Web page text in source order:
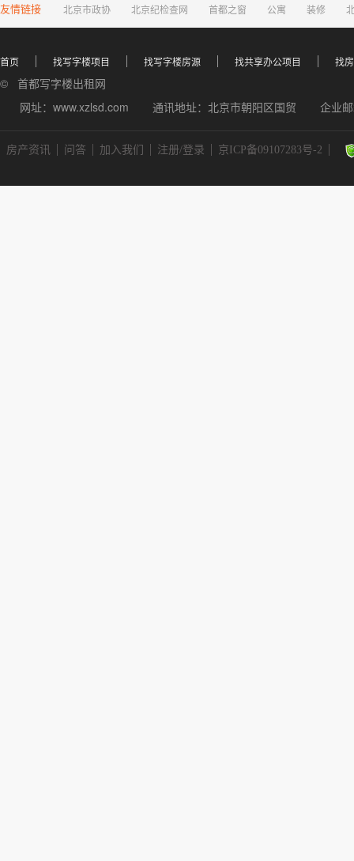
友情链接 北京市政协 北京纪检查网 首都之窗 公寓 装修
首页 找写字楼项目 找写字楼房源 找共享办公项目 找
© 首都写字楼出租网
网址：www.xzlsd.com
通讯地址：北京市朝阳区国贸 企业
房产资讯 问答 加入我们 注册/登录 京ICP备09107283号-2